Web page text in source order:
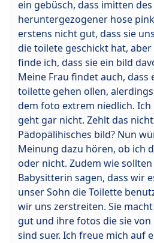
ein gebüsch, dass imitten
heruntergezogener hose
erstens nicht gut, dass sie
die toilete geschickt hat,
finde ich, dass sie ein bild
Meine Frau findet auch,
toilette gehen ollen,
dem foto extrem niedlich.
geht gar nicht. Zehlt das
Pädopälihisches bild? Nun
Meinung dazu hören, ob ich
oder nicht. Zudem wie
Babysitterin sagen, dass wir
unser Sohn die Toilette
wir uns zerstreiten. Sie
gut und ihre fotos die sie
sind suer. Ich freue mich auf